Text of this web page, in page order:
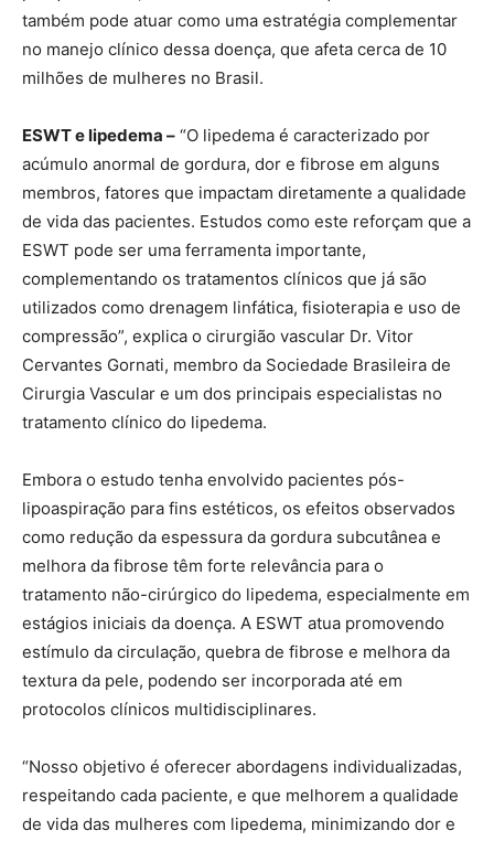
também pode atuar como uma estratégia complementar
no manejo clínico dessa doença, que afeta cerca de 10
milhões de mulheres no Brasil.
ESWT e lipedema – “O lipedema é caracterizado por
acúmulo anormal de gordura, dor e fibrose em alguns
membros, fatores que impactam diretamente a qualidade
de vida das pacientes. Estudos como este reforçam que a
ESWT pode ser uma ferramenta importante,
complementando os tratamentos clínicos que já são
utilizados como drenagem linfática, fisioterapia e uso de
compressão”, explica o cirurgião vascular Dr. Vitor
Cervantes Gornati, membro da Sociedade Brasileira de
Cirurgia Vascular e um dos principais especialistas no
tratamento clínico do lipedema.
Embora o estudo tenha envolvido pacientes pós-
lipoaspiração para fins estéticos, os efeitos observados
como redução da espessura da gordura subcutânea e
melhora da fibrose têm forte relevância para o
tratamento não-cirúrgico do lipedema, especialmente em
estágios iniciais da doença. A ESWT atua promovendo
estímulo da circulação, quebra de fibrose e melhora da
textura da pele, podendo ser incorporada até em
protocolos clínicos multidisciplinares.
“Nosso objetivo é oferecer abordagens individualizadas,
respeitando cada paciente, e que melhorem a qualidade
de vida das mulheres com lipedema, minimizando dor e